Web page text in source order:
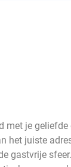
met je
het juiste
gastvrije